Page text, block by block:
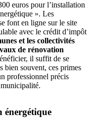
euros pour l’installation
». Les
font en ligne sur le site
avec le crédit d’impôt
et les collectivités
de rénovation
il suffit de se
bien souvent, ces primes
professionnel précis
énergétique